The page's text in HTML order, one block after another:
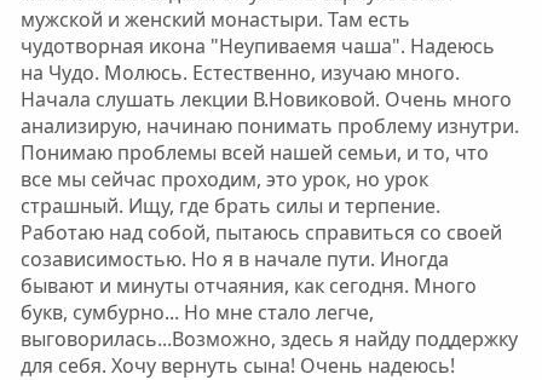
мужской и женский монастыри. Там есть
чудотворная икона "Неупиваемя чаша". Надеюсь
на Чудо. Молюсь. Естественно, изучаю много.
Начала слушать лекции В.Новиковой. Очень много
анализирую, начинаю понимать проблему изнутри.
Понимаю проблемы всей нашей семьи, и то, что
все мы сейчас проходим, это урок, но урок
страшный. Ищу, где брать силы и терпение.
Работаю над собой, пытаюсь справиться со своей
созависимостью. Но я в начале пути. Иногда
бывают и минуты отчаяния, как сегодня. Много
букв, сумбурно... Но мне стало легче,
выговорилась...Возможно, здесь я найду поддержку
для себя. Хочу вернуть сына! Очень надеюсь!